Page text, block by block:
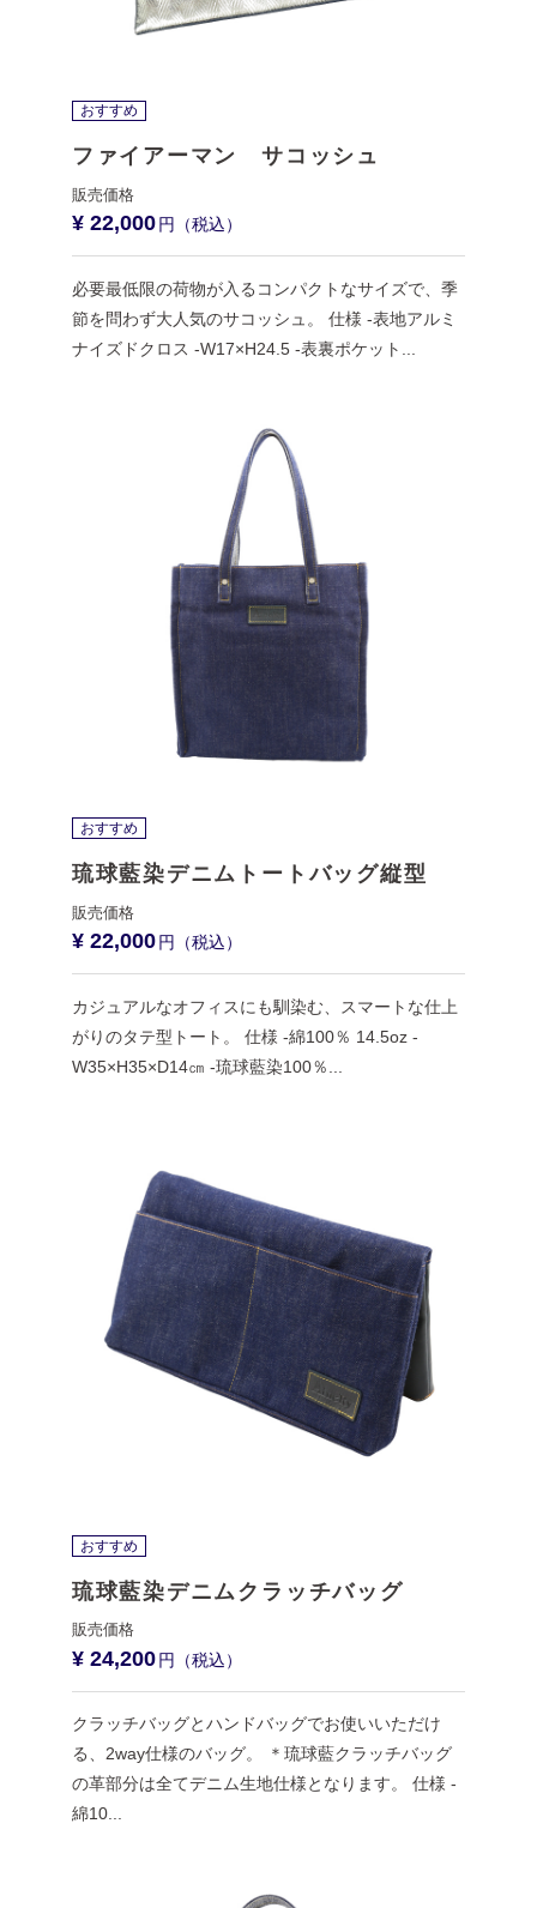
おすすめ
ファイアーマン サコッシュ
¥ 22,000
必要最低限の荷物が入るコンパクトなサイズで、季
節を問わず大人気のサコッシュ。 仕様 -表地アルミ
ナイズドクロス -W17×H24.5 -表裏ポケット...
おすすめ
琉球藍染デニムトートバッグ縦型
¥ 22,000
カジュアルなオフィスにも馴染む、スマートな仕上
がりのタテ型トート。 仕様 -綿100％ 14.5oz -
W35×H35×D14㎝ -琉球藍染100％...
おすすめ
琉球藍染デニムクラッチバッグ
¥ 24,200
クラッチバッグとハンドバッグでお使いいただけ
る、2way仕様のバッグ。 ＊琉球藍クラッチバッグ
の革部分は全てデニム生地仕様となります。 仕様 -
綿10...